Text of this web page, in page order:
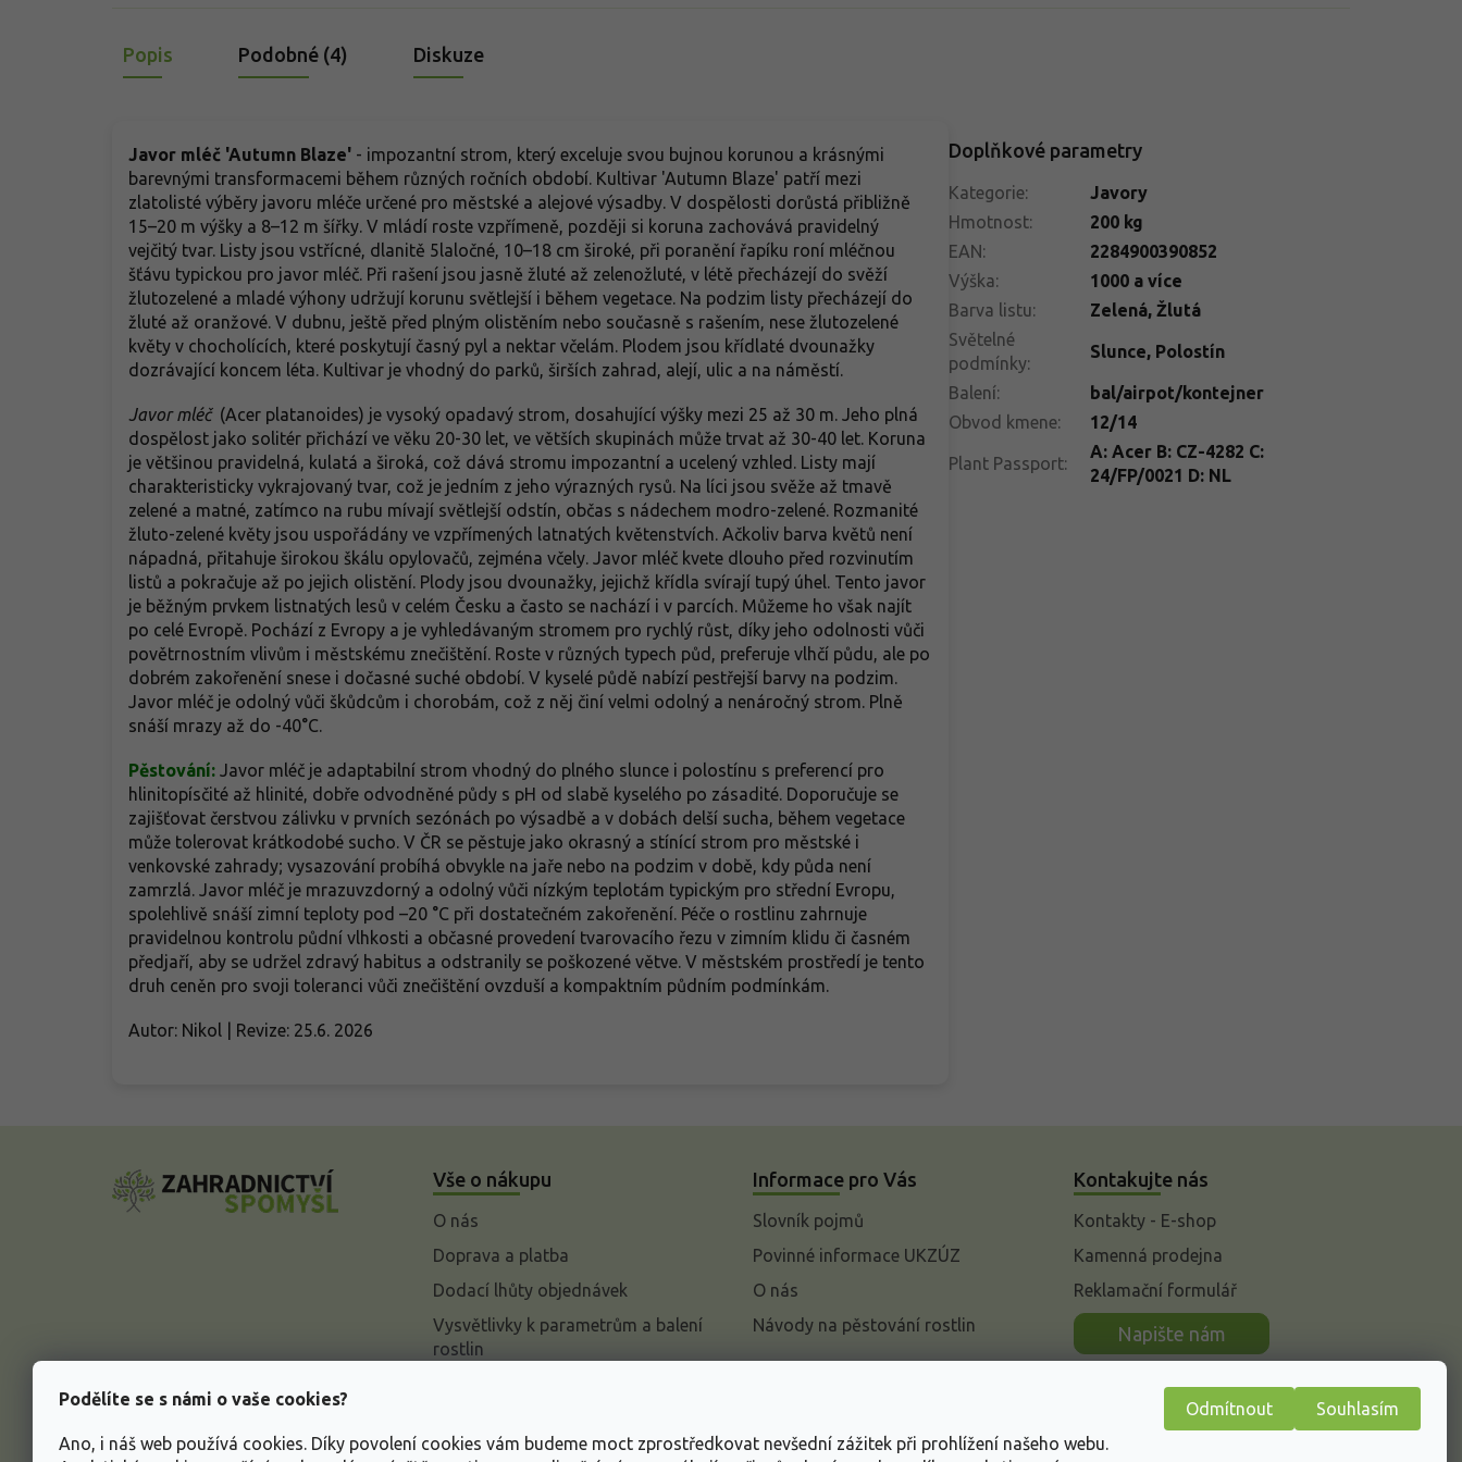
Podělíte se s námi o vaše cookies?
Ano, i náš web používá cookies. Díky povolení cookies vám budeme moct zprostředkovat nevšední zážitek při prohlížení našeho webu.
Odmítnout Souhlasím
Popis Podobné (4) Diskuze
Javor mléč 'Autumn Blaze' - impozantní strom, který exceluje svou bujnou korunou a krásnými
barevnými transformacemi během různých ročních období. Kultivar 'Autumn Blaze' patří mezi
zlatolisté výběry javoru mléče určené pro městské a alejové výsadby. V dospělosti dorůstá přibližně
15–20 m výšky a 8–12 m šířky. V mládí roste vzpřímeně, později si koruna zachovává pravidelný
vejčitý tvar. Listy jsou vstřícné, dlanitě 5laločné, 10–18 cm široké, při poranění řapíku roní mléčnou
šťávu typickou pro javor mléč. Při rašení jsou jasně žluté až zelenožluté, v létě přecházejí do svěží
žlutozelené a mladé výhony udržují korunu světlejší i během vegetace. Na podzim listy přecházejí do
žluté až oranžové. V dubnu, ještě před plným olistěním nebo současně s rašením, nese žlutozelené
květy v chocholících, které poskytují časný pyl a nektar včelám. Plodem jsou křídlaté dvounažky
dozrávající koncem léta. Kultivar je vhodný do parků, širších zahrad, alejí, ulic a na náměstí.
Javor mléč(Acer platanoides) je vysoký opadavý strom, dosahující výšky mezi 25 až 30 m. Jeho plná
dospělost jako solitér přichází ve věku 20-30 let, ve větších skupinách může trvat až 30-40 let. Koruna
je většinou pravidelná, kulatá a široká, což dává stromu impozantní a ucelený vzhled. Listy mají
charakteristicky vykrajovaný tvar, což je jedním z jeho výrazných rysů. Na líci jsou svěže až tmavě
zelené a matné, zatímco na rubu mívají světlejší odstín, občas s nádechem modro-zelené. Rozmanité
žluto-zelené květy jsou uspořádány ve vzpřímených latnatých květenstvích. Ačkoliv barva květů není
nápadná, přitahuje širokou škálu opylovačů, zejména včely. Javor mléč kvete dlouho před rozvinutím
listů a pokračuje až po jejich olistění. Plody jsou dvounažky, jejichž křídla svírají tupý úhel. Tento javor
je běžným prvkem listnatých lesů v celém Česku a často se nachází i v parcích. Můžeme ho však najít
po celé Evropě. Pochází z Evropy a je vyhledávaným stromem pro rychlý růst, díky jeho odolnosti vůči
povětrnostním vlivům i městskému znečištění. Roste v různých typech půd, preferuje vlhčí půdu, ale po
dobrém zakořenění snese i dočasné suché období. V kyselé půdě nabízí pestřejší barvy na podzim.
Javor mléč je odolný vůči škůdcům i chorobám, což z něj činí velmi odolný a nenáročný strom. Plně
snáší mrazy až do -40°C.
Pěstování: Javor mléč je adaptabilní strom vhodný do plného slunce i polostínu s preferencí pro
hlinitopísčité až hlinité, dobře odvodněné půdy s pH od slabě kyselého po zásadité. Doporučuje se
zajišťovat čerstvou zálivku v prvních sezónách po výsadbě a v dobách delší sucha, během vegetace
může tolerovat krátkodobé sucho. V ČR se pěstuje jako okrasný a stínící strom pro městské i
venkovské zahrady; vysazování probíhá obvykle na jaře nebo na podzim v době, kdy půda není
zamrzlá. Javor mléč je mrazuvzdorný a odolný vůči nízkým teplotám typickým pro střední Evropu,
spolehlivě snáší zimní teploty pod –20 °C při dostatečném zakořenění. Péče o rostlinu zahrnuje
pravidelnou kontrolu půdní vlhkosti a občasné provedení tvarovacího řezu v zimním klidu či časném
předjaří, aby se udržel zdravý habitus a odstranily se poškozené větve. V městském prostředí je tento
druh ceněn pro svoji toleranci vůči znečištění ovzduší a kompaktním půdním podmínkám.
Autor: Nikol | Revize: 25.6. 2026
Doplňkové parametry
Kategorie:
Javory
Hmotnost:
200 kg
EAN:
2284900390852
Výška:
1000 a více
Barva listu:
Zelená, Žlutá
Světelné
podmínky:
Slunce, Polostín
Balení:
bal/airpot/kontejner
Obvod kmene: 12/14
Plant Passport:
A: Acer B: CZ-4282 C:
24/FP/0021 D: NL
Vše o nákupu
O nás
Doprava a platba
Dodací lhůty objednávek
Vysvětlivky k parametrům a balení
rostlin
Informace o ochraně osobních
Informace pro Vás
Slovník pojmů
Povinné informace UKZÚZ
O nás
Návody na pěstování rostlin
Kontakujte nás
Kontakty - E-shop
Kamenná prodejna
Reklamační formulář
Napište nám